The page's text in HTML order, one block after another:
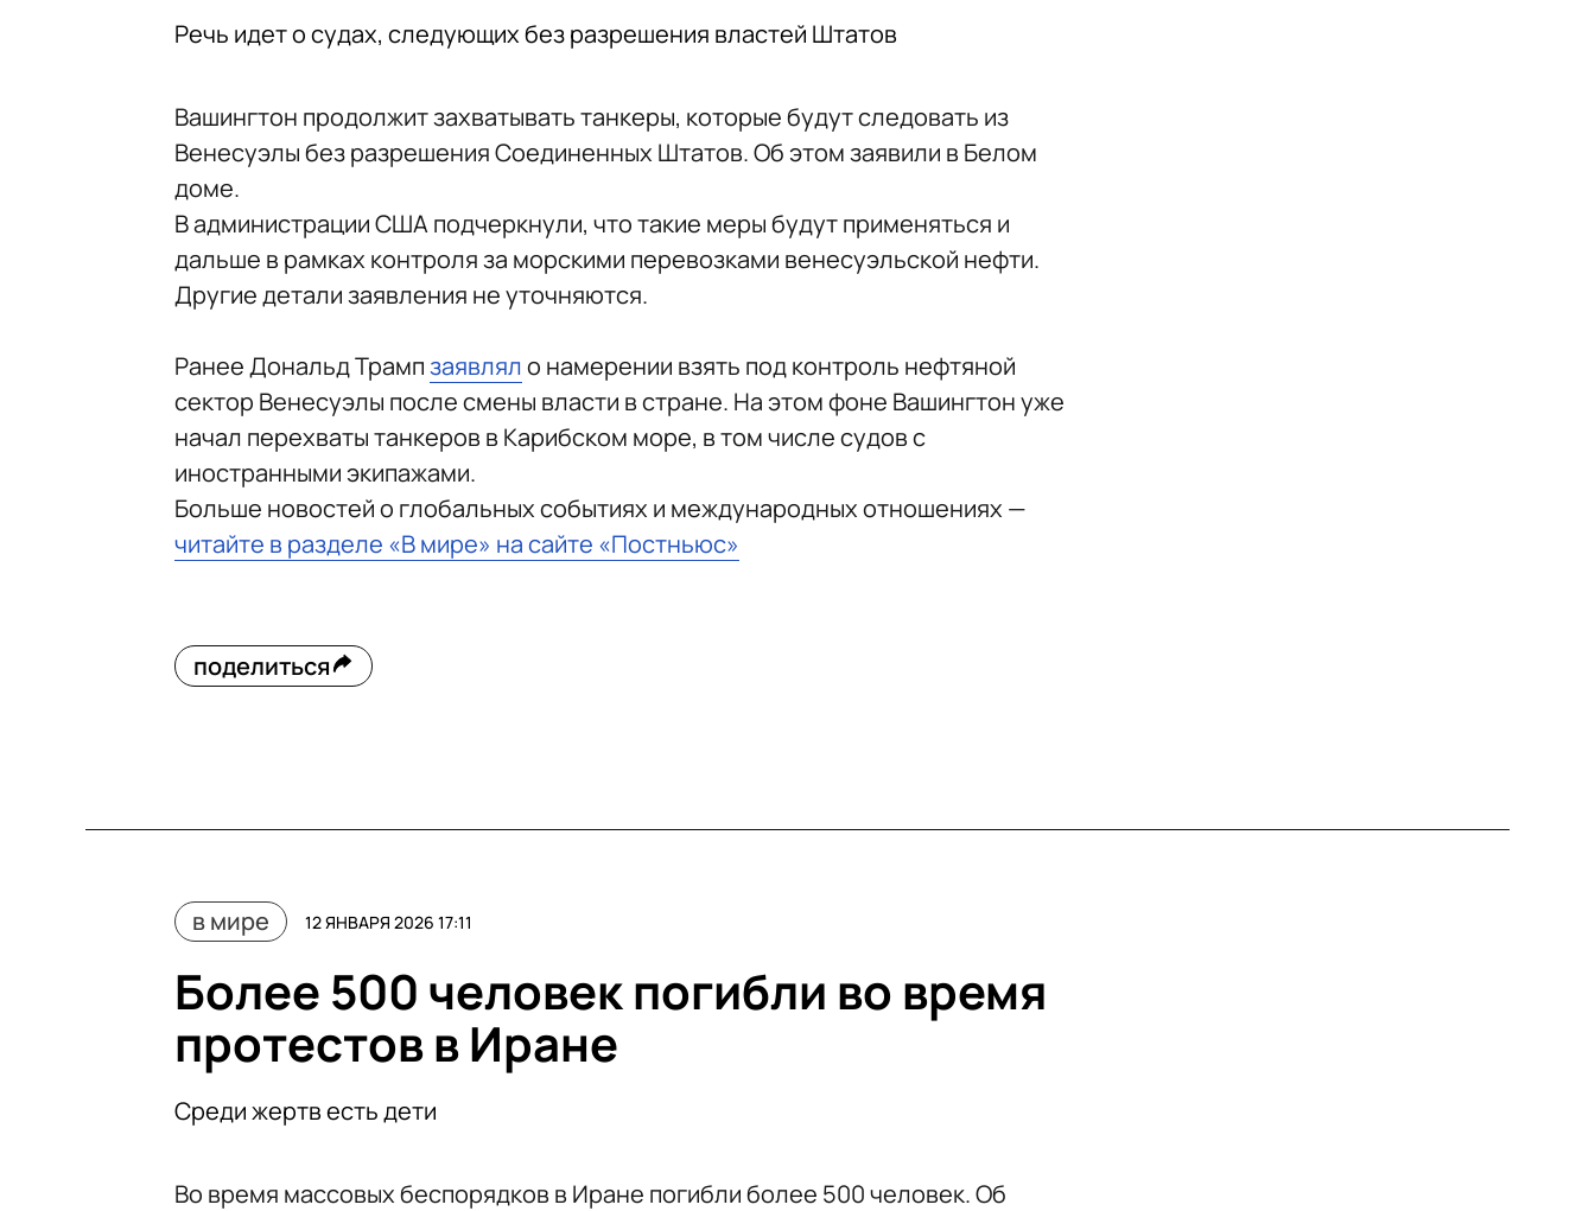
Речь идет о судах, следующих без разрешения властей Штатов
Вашингтон продолжит захватывать танкеры, которые будут следовать из
Венесуэлы без разрешения Соединенных Штатов. Об этом заявили в Белом
доме.
В администрации США подчеркнули, что такие меры будут применяться и
дальше в рамках контроля за морскими перевозками венесуэльской нефти.
Другие детали заявления не уточняются.
Ранее Дональд Трампзаявляло намерении взять под контроль нефтяной
сектор Венесуэлы после смены власти в стране. На этом фоне Вашингтон уже
начал перехваты танкеров в Карибском море, в том числе судов с
иностранными экипажами.
Больше новостей о глобальных событиях и международных отношениях —
читайте в разделе «В мире» на сайте «Постньюс»
поделиться
в мире 12 ЯНВАРЯ 2026 17:11
Более 500 человек погибли во время
протестов в Иране
Среди жертв есть дети
Во время массовых беспорядков в Иране погибли более 500 человек. Об